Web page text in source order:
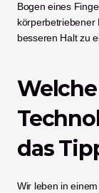
Bogen eines
körperbetriebener
besseren Halt zu
das
Wir leben in